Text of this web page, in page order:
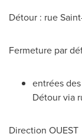
Détour : rue
Fermeture par
entrées
Détour via
Direction OUEST